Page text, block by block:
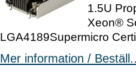
1.5U
Xeon®
LGA4189Supermicro
Mer information /